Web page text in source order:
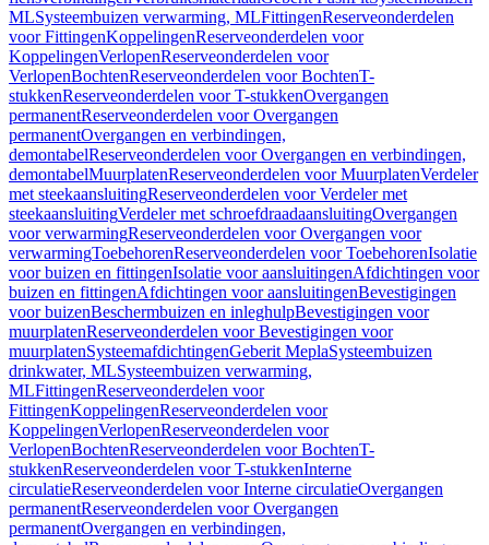
MLSysteembuizen verwarming, MLFittingenReserveonderdelen
voor FittingenKoppelingenReserveonderdelen voor
KoppelingenVerlopenReserveonderdelen voor
VerlopenBochtenReserveonderdelen voor BochtenT-
stukkenReserveonderdelen voor T-stukkenOvergangen
permanentReserveonderdelen voor Overgangen
permanentOvergangen en verbindingen,
demontabelReserveonderdelen voor Overgangen en verbindingen,
demontabelMuurplatenReserveonderdelen voor MuurplatenVerdeler
met steekaansluitingReserveonderdelen voor Verdeler met
steekaansluitingVerdeler met schroefdraadaansluitingOvergangen
voor verwarmingReserveonderdelen voor Overgangen voor
verwarmingToebehorenReserveonderdelen voor ToebehorenIsolatie
voor buizen en fittingenIsolatie voor aansluitingenAfdichtingen voor
buizen en fittingenAfdichtingen voor aansluitingenBevestigingen
voor buizenBeschermbuizen en inleghulpBevestigingen voor
muurplatenReserveonderdelen voor Bevestigingen voor
muurplatenSysteemafdichtingenGeberit MeplaSysteembuizen
drinkwater, MLSysteembuizen verwarming,
MLFittingenReserveonderdelen voor
FittingenKoppelingenReserveonderdelen voor
KoppelingenVerlopenReserveonderdelen voor
VerlopenBochtenReserveonderdelen voor BochtenT-
stukkenReserveonderdelen voor T-stukkenInterne
circulatieReserveonderdelen voor Interne circulatieOvergangen
permanentReserveonderdelen voor Overgangen
permanentOvergangen en verbindingen,